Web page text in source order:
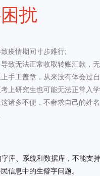
扰
疫情期间寸步难行;
致无法正常收取转账汇款，
手工盖章，从来没有体会过
上研究生也可能无法正常入
诸多不便，不奢求自己的姓
库、系统和数据库，不能支
信息中的生僻字问题。